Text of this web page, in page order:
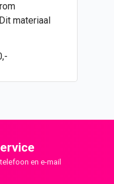
materiaal
en e-mail